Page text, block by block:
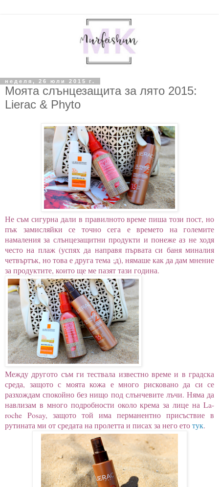
неделя, 26 юли 2015 г.
Моята слънцезащита за лято 2015:
Lierac & Phyto
Не съм сигурна дали в правилното време пиша този пост, но
пък замисляйки се точно сега е времето на големите
намаления за слънцезащитни продукти и понеже аз не ходя
често на плаж (успях да направя първата си баня миналия
четвъртък, но това е друга тема ;д), нямаше как да дам мнение
за продуктите, които ще ме пазят тази година.
Между другото съм ги тествала известно време и в градска
среда, защото с моята кожа е много рисковано да си се
разхождам спокойно без нищо под слънчевите лъчи. Няма да
навлизам в много подробности около крема за лице на La-
roche Posay, защото той има перманентно присъствие в
рутината ми от средата на пролетта и писах за него етотук.